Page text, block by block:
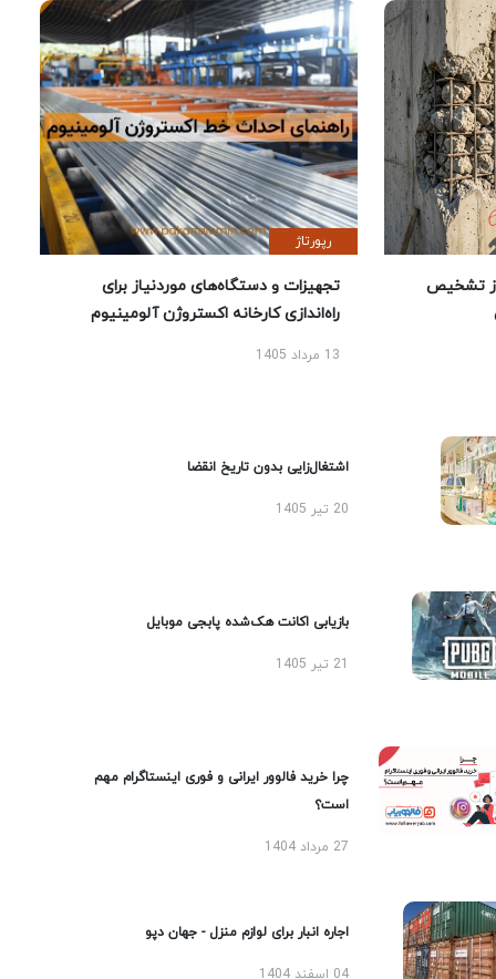
تشخیص
رپورتاژ
تجهیزات و دستگاه‌های موردنیاز برای
راه‌اندازی کارخانه اکستروژن آلومینیوم
13 مرداد 1405
اشتغال‌زایی بدون تاریخ انقضا
20 تیر 1405
بازیابی اکانت هک‌شده پابجی موبایل
چرا خرید فالوور ایرانی و فوری اینستاگرام مهم
است؟
27 مرداد 1404
اجاره انبار برای لوازم منزل - جهان دپو
04 اسفند 1404